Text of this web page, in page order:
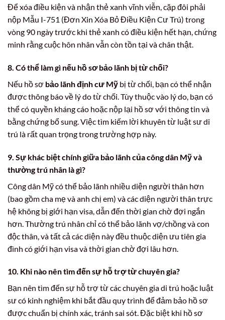
Để xóa điều kiện và nhận thẻ xanh vĩnh viễn, cặp đôi phải
nộp Mẫu I-751 (Đơn Xin Xóa Bỏ Điều Kiện Cư Trú) trong
vòng 90 ngày trước khi thẻ xanh có điều kiện hết hạn, chứng
minh rằng cuộc hôn nhân vẫn còn tồn tại và chân thật.
8. Có thể làm gì nếu hồ sơ bảo lãnh bị từ chối?
Nếu hồ sơ bảo lãnh định cư Mỹ bị từ chối, bạn có thể nhận
được thông báo về lý do từ chối. Tùy thuộc vào lý do, bạn có
thể có quyền kháng cáo hoặc nộp lại hồ sơ với thông tin và
bằng chứng bổ sung. Việc tìm kiếm lời khuyên từ luật sư di
trú là rất quan trọng trong trường hợp này.
9. Sự khác biệt chính giữa bảo lãnh của công dân Mỹ và
thường trú nhân là gì?
Công dân Mỹ có thể bảo lãnh nhiều diện người thân hơn
(bao gồm cha mẹ và anh chị em) và các diện người thân trực
hệ không bị giới hạn visa, dẫn đến thời gian chờ đợi ngắn
hơn. Thường trú nhân chỉ có thể bảo lãnh vợ/chồng và con
độc thân, và tất cả các diện này đều thuộc diện ưu tiên gia
đình có giới hạn visa và thời gian chờ đợi lâu hơn.
10. Khi nào nên tìm đến sự hỗ trợ từ chuyên gia?
Bạn nên tìm đến sự hỗ trợ từ các chuyên gia di trú hoặc luật
sư có kinh nghiệm khi bắt đầu quy trình để đảm bảo hồ sơ
được chuẩn bị chính xác, tránh sai sót. Đặc biệt khi hồ sơ